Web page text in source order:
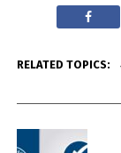
RELATED TOPICS: